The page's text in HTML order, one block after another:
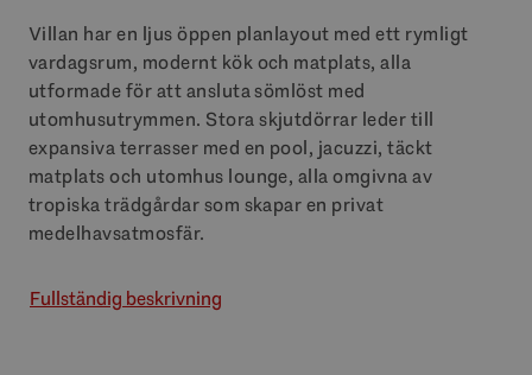
Villan har en ljus öppen planlayout med ett rymligt
vardagsrum, modernt kök och matplats, alla
utformade för att ansluta sömlöst med
utomhusutrymmen. Stora skjutdörrar leder till
expansiva terrasser med en pool, jacuzzi, täckt
matplats och utomhus lounge, alla omgivna av
tropiska trädgårdar som skapar en privat
medelhavsatmosfär.
Fullständig beskrivning